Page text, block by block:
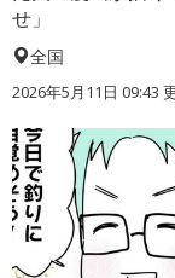
せ」
全国
2026年5月11日 09:43